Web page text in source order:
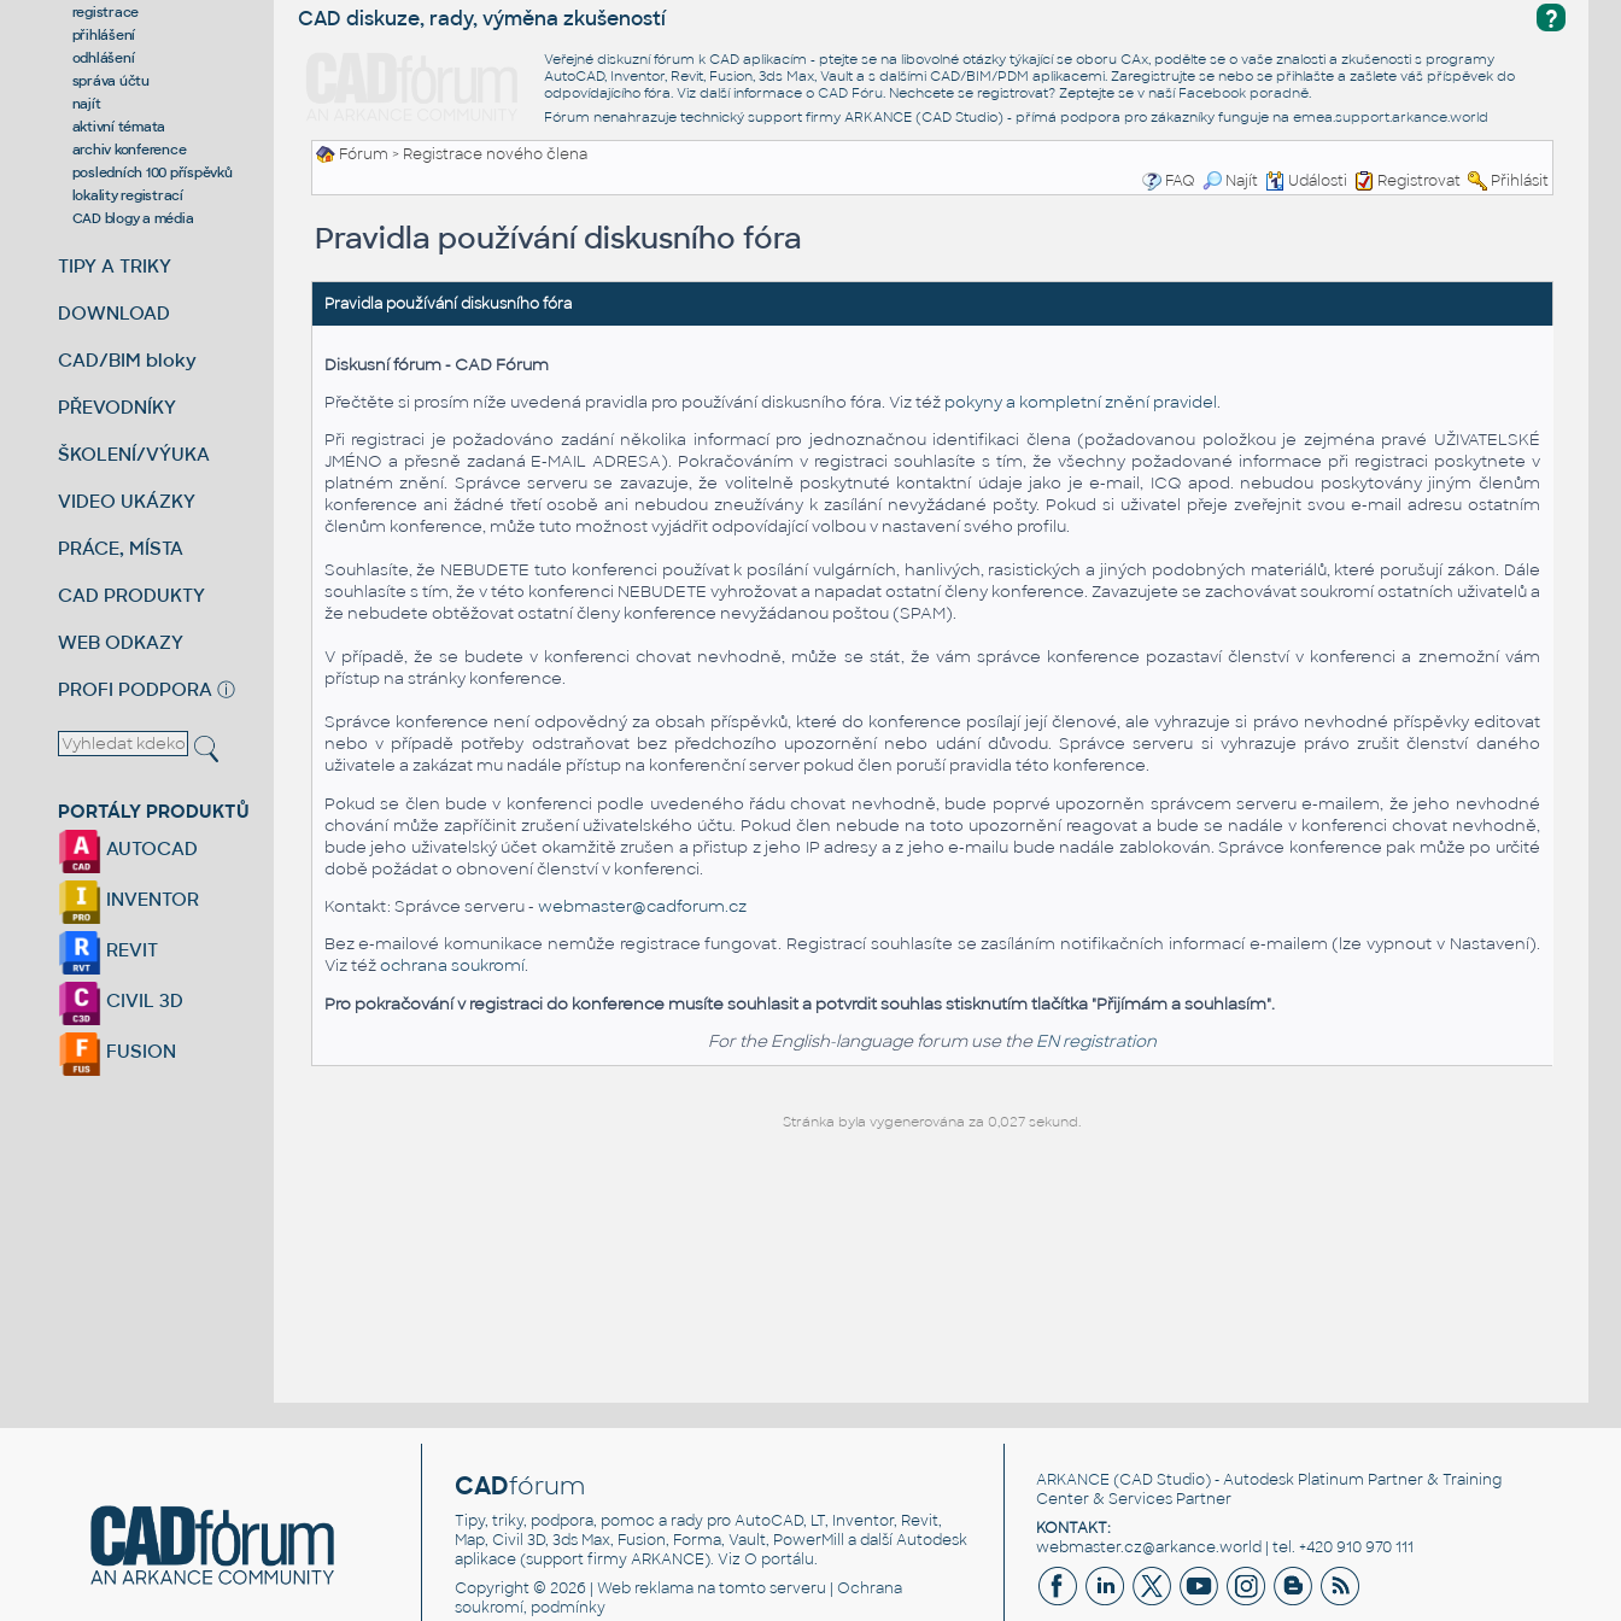
registrace
přihlášení
odhlášení
správa účtu
najít
aktivní témata
archiv konference
posledních 100 příspěvků
lokality registrací
CAD blogy a média
TIPY A TRIKY
DOWNLOAD
CAD/BIM bloky
PŘEVODNÍKY
ŠKOLENÍ/VÝUKA
VIDEO UKÁZKY
PRÁCE, MÍSTA
CAD PRODUKTY
WEB ODKAZY
PROFI PODPORA ⓘ
PORTÁLY PRODUKTŮ
AUTOCAD
INVENTOR
REVIT
CIVIL 3D
FUSION
?
CAD diskuze, rady, výměna zkušeností
Veřejné diskuzní fórum k CAD aplikacím - ptejte se na libovolné otázky týkající se oboru CAx, podělte se o vaše znalosti a zkušenosti s programy
AutoCAD, Inventor, Revit, Fusion, 3ds Max, Vault a s dalšími CAD/BIM/PDM aplikacemi. Zaregistrujte se nebo se přihlašte a zašlete váš příspěvek do
odpovídajícího fóra. Viz další informace o CAD Fóru. Nechcete se registrovat? Zeptejte se v naší Facebook poradně.
Fórum nenahrazuje technický support firmy ARKANCE (CAD Studio) - přímá podpora pro zákazníky funguje na emea.support.arkance.world
Fórum > Registrace nového člena
FAQ
Najít Události Registrovat Přihlásit
Pravidla používání diskusního fóra
Pravidla používání diskusního fóra
Diskusní fórum - CAD Fórum
Přečtěte si prosím níže uvedená pravidla pro používání diskusního fóra. Viz též pokyny a kompletní znění pravidel.
Při registraci je požadováno zadání několika informací pro jednoznačnou identifikaci člena (požadovanou položkou je zejména pravé UŽIVATELSKÉ
JMÉNO a přesně zadaná E-MAIL ADRESA). Pokračováním v registraci souhlasíte s tím, že všechny požadované informace při registraci poskytnete v
platném znění. Správce serveru se zavazuje, že volitelně poskytnuté kontaktní údaje jako je e-mail, ICQ apod. nebudou poskytovány jiným členům
konference ani žádné třetí osobě ani nebudou zneužívány k zasílání nevyžádané pošty. Pokud si uživatel přeje zveřejnit svou e-mail adresu ostatním
členům konference, může tuto možnost vyjádřit odpovídající volbou v nastavení svého profilu.
Souhlasíte, že NEBUDETE tuto konferenci používat k posílání vulgárních, hanlivých, rasistických a jiných podobných materiálů, které porušují zákon. Dále
souhlasíte s tím, že v této konferenci NEBUDETE vyhrožovat a napadat ostatní členy konference. Zavazujete se zachovávat soukromí ostatních uživatelů a
že nebudete obtěžovat ostatní členy konference nevyžádanou poštou (SPAM).
V případě, že se budete v konferenci chovat nevhodně, může se stát, že vám správce konference pozastaví členství v konferenci a znemožní vám
přístup na stránky konference.
Správce konference není odpovědný za obsah příspěvků, které do konference posílají její členové, ale vyhrazuje si právo nevhodné příspěvky editovat
nebo v případě potřeby odstraňovat bez předchozího upozornění nebo udání důvodu. Správce serveru si vyhrazuje právo zrušit členství daného
uživatele a zakázat mu nadále přístup na konferenční server pokud člen poruší pravidla této konference.
Pokud se člen bude v konferenci podle uvedeného řádu chovat nevhodně, bude poprvé upozorněn správcem serveru e-mailem, že jeho nevhodné
chování může zapříčinit zrušení uživatelského účtu. Pokud člen nebude na toto upozornění reagovat a bude se nadále v konferenci chovat nevhodně,
bude jeho uživatelský účet okamžitě zrušen a přistup z jeho IP adresy a z jeho e-mailu bude nadále zablokován. Správce konference pak může po určité
době požádat o obnovení členství v konferenci.
Kontakt: Správce serveru - webmaster@cadforum.cz
Bez e-mailové komunikace nemůže registrace fungovat. Registrací souhlasíte se zasíláním notifikačních informací e-mailem (lze vypnout v Nastavení).
Viz téžochrana soukromí.
Pro pokračování v registraci do konference musíte souhlasit a potvrdit souhlas stisknutím tlačítka "Přijímám a souhlasím".
For the English-language forum use theEN registration
Stránka byla vygenerována za 0,027 sekund.
CADfórum
Tipy, triky, podpora, pomoc a rady pro AutoCAD, LT, Inventor, Revit,
Map, Civil 3D, 3ds Max, Fusion, Forma, Vault, PowerMill a další Autodesk
aplikace (support firmy ARKANCE). VizO portálu.
Copyright © 2026 |Web reklama na tomto serveru |Ochrana
soukromí, podmínky
ARKANCE (CAD Studio) - Autodesk Platinum Partner & Training
Center & Services Partner
KONTAKT:
webmaster.cz@arkance.world | tel. +420 910 970 111